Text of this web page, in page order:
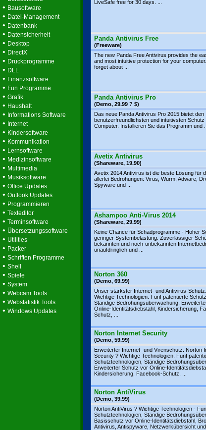
• Bausoftware
• Datei-Management
• Datenbank
• Datensicherheit
• Desktop
• DirectX
• Druckprogramme
• DLL
• Finanzsoftware
• Fun Programme
• Grafik
• Haushalt
• Informations Software
• Internet
• Kindersoftware
• Kommunikation
• Lernsoftware
• Medizinsoftware
• Multimedia
• Musiksoftware
• Office Updates
• Outlook Updates
• Programmieren
• Texteditor
• Terminsoftware
• Übersetzungssoftware
• Utilities
• Packer
• Schriften Programme
• Shell
• Spiele
• System
• Webcam Tools
• Webstatistik Tools
• Windows Updates
LiveSafe free for 30 days. ...
Panda Antivirus Free
(Freeware)
The new Panda Free Antivirus provides the
and most intuitive protection for your
forget about ...
Panda Antivirus Pro
(Demo, 29.99 ? $)
Das neue Panda Antivirus Pro 2015 bietet den
benutzerfreundlichsten und intuitivsten Schutz
Computer. Installieren Sie das Programm und ...
Avetix Antivirus
(Shareware, 19.90)
Avetix 2014 Antivirus ist die beste Lösung für
allerlei Bedrohungen: Virus, Wurm, Adware,
Spyware und ...
Ashampoo Anti-Virus 2014
(Shareware, 29.99)
Keine Chance für Schadprogramme - Hoher
geringer Systembelastung. Zuverlässiger
bekannten und noch-unbekannten
unaufdringlich und ...
Norton 360
(Demo, 69.99)
Unser stärkster Internet- und Antivirus-
Wichtige Technologien: Fünf patentierte
Ständige Bedrohungsüberwachung,
Online-Identitätsdiebstahl, Kindersicherung,
Schutz, ...
Norton Internet Security
(Demo, 59.99)
Erweiterter Internet- und Virenschutz. Norton
Security ? Wichtige Technologien: Fünf
Schutztechnologien, Ständige
Erweiterter Schutz vor Online-
Kindersicherung, Facebook-Schutz, ...
Norton AntiVirus
(Demo, 39.99)
Norton AntiVirus ? Wichtige Technologien -
Schutztechnologien, Ständige
Basisschutz vor Online-Identitätsdiebstahl,
Antivirus, Antispyware, Netzwerkübersicht